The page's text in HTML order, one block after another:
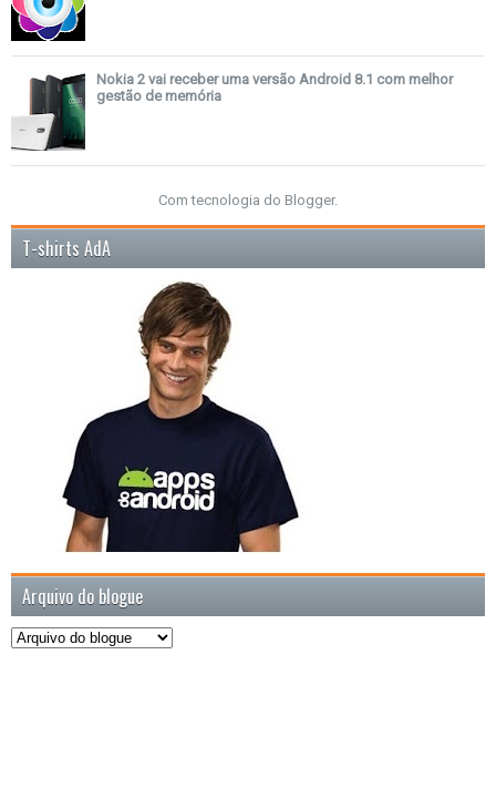
Nokia 2 vai receber uma versão Android 8.1 com melhor
gestão de memória
Com tecnologia do Blogger.
T-shirts AdA
Arquivo do blogue